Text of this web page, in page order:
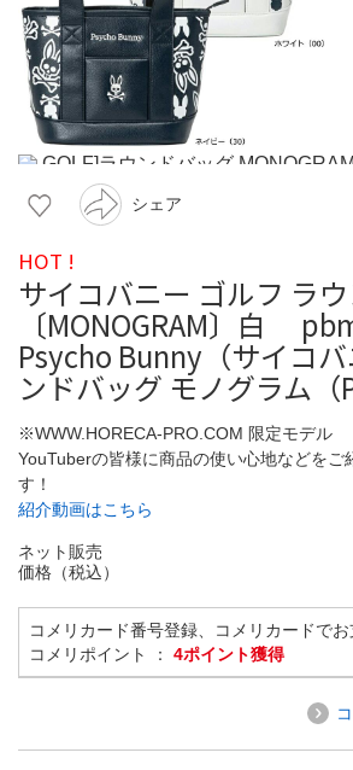
シェア
HOT !
サイコバニー ゴルフ ラ
〔MONOGRAM〕白
Psycho Bunny（サイコ
ンドバッグ モノグラム（
※WWW.HORECA-PRO.COM 限定モデル
YouTuberの皆様に商品の使い心地などをご
す！
紹介動画はこちら
ネット販売
価格（税込）
コメリカード番号登録、コメリカードで
コメリポイント ： 4ポイント獲得